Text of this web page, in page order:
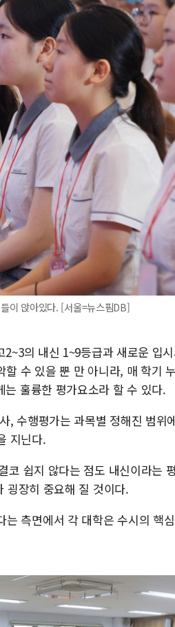
이 앉아있다. [서울=뉴스핌DB]
의 내신 1~9등급과 새로운 입
수 있을 뿐 만 아니라, 매 학기
훌륭한 평가요소라 할 수 있다.
, 수행평가는 과목별 정해진 범위
지닌다.
코 쉽지 않다는 점도 내신이라는
굉장히 중요해 질 것이다.
측면에서 각 대학은 수시의 핵